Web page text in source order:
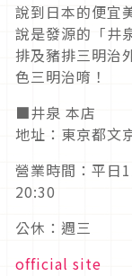
說到日本的便宜
說是發源的「井
排及豬排三明治
色三明治唷！
■井泉 本店
地址：東京都文
營業時間：平日
20:30
公休：週三
official site